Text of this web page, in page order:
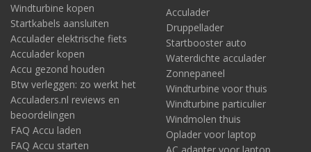
Windturbine kopen
Startkabels aansluiten
Acculader elektrische fiets
Acculader kopen
Accu gezond houden
Btw verleggen: zo werkt het
Acculaders.nl reviews en
beoordelingen
FAQ Accu laden
FAQ Accu starten
Acculader
Druppellader
Startbooster auto
Waterdichte acculader
Zonnepaneel
Windturbine voor thuis
Windturbine particulier
Windmolen thuis
Oplader voor laptop